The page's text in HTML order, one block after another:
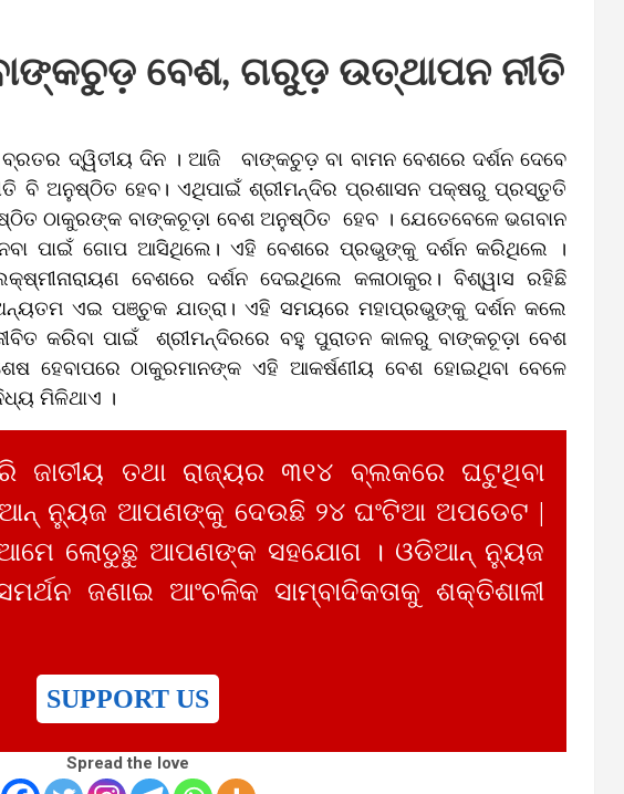
ବେଶ, ଗରୁଡ଼ ଉତ୍‌ଥାପନ ନୀତି
ଦ୍ୱିତୀୟ ଦିନ । ଆଜି ବାଙ୍କଚୁଡ଼ ବା ବାମନ ବେଶରେ ଦର୍ଶନ ଦେବେ
ବି ଅନୁଷ୍ଠିତ ହେବ। ଏଥିପାଇଁ ଶ୍ରୀମନ୍ଦିର ପ୍ରଶାସନ ପକ୍ଷରୁ ପ୍ରସ୍ତୁତି
ଠାକୁରଙ୍କ ବାଙ୍କଚୂଡ଼ା ବେଶ ଅନୁଷ୍ଠିତ ହେବ । ଯେତେବେଳେ ଭଗବାନ
ପାଇଁ ଗୋପ ଆସିଥିଲେ। ଏହି ବେଶରେ ପ୍ରଭୁଙ୍କୁ ଦର୍ଶନ କରିଥିଲେ ।
ବେଶରେ ଦର୍ଶନ ଦେଇଥିଲେ କଳାଠାକୁର। ବିଶ୍ୱାସ ରହିଛି
ଏଇ ପଞ୍ଚୁକ ଯାତ୍ରା। ଏହି ସମୟରେ ମହାପ୍ରଭୁଙ୍କୁ ଦର୍ଶନ କଲେ
କରିବା ପାଇଁ ଶ୍ରୀମନ୍ଦିରରେ ବହୁ ପୁରାତନ କାଳରୁ ବାଙ୍କଚୂଡ଼ା ବେଶ
ହେବାପରେ ଠାକୁରମାନଙ୍କ ଏହି ଆକର୍ଷଣୀୟ ବେଶ ହୋଇଥିବା ବେଳେ
ମିଳିଥାଏ ।
ଜାତୀୟ ତଥା ରାଜ୍ୟର ୩୧୪ ବ୍ଲକରେ ଘଟୁଥିବା
ନ୍ୟୁଜ ଆପଣଙ୍କୁ ଦେଉଛି ୨୪ ଘଂଟିଆ ଅପଡେଟ |
ଆମେ ଲୋଡୁଛୁ ଆପଣଙ୍କ ସହଯୋଗ । ଓଡିଆନ୍ ନ୍ୟୁଜ
ଜଣାଇ ଆଂଚଳିକ ସାମ୍ବାଦିକତାକୁ ଶକ୍ତିଶାଳୀ
SUPPORT US
Spread the love